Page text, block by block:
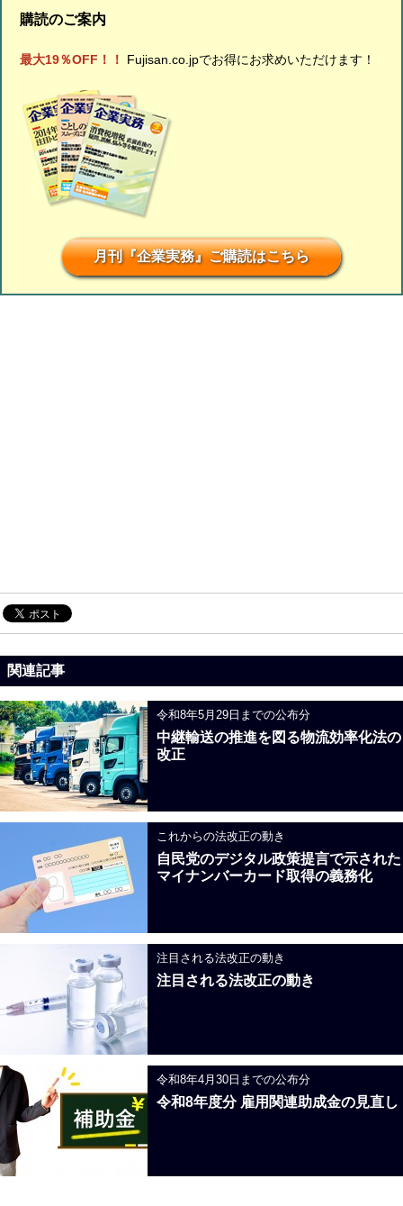
購読のご案内
最大19％OFF！！ Fujisan.co.jpでお得にお求めいただけます！
月刊『企業実務』ご購読はこちら
関連記事
令和8年5月29日までの公布分
中継輸送の推進を図る物流効率化法の
改正
これからの法改正の動き
自民党のデジタル政策提言で示された
マイナンバーカード取得の義務化
注目される法改正の動き
注目される法改正の動き
令和8年4月30日までの公布分
令和8年度分 雇用関連助成金の見直し